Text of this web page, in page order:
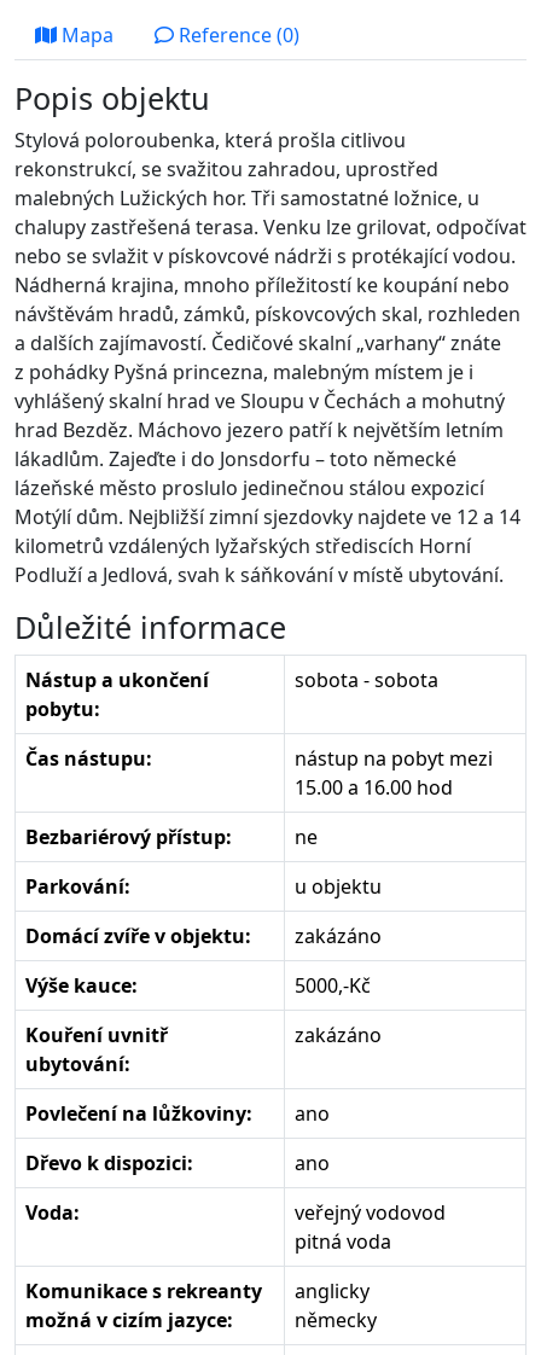
Mapa Reference (0)
Popis objektu
Stylová poloroubenka, která prošla citlivou
rekonstrukcí, se svažitou zahradou, uprostřed
malebných Lužických hor. Tři samostatné ložnice, u
chalupy zastřešená terasa. Venku lze grilovat, odpočívat
nebo se svlažit v pískovcové nádrži s protékající vodou.
Nádherná krajina, mnoho příležitostí ke koupání nebo
návštěvám hradů, zámků, pískovcových skal, rozhleden
a dalších zajímavostí. Čedičové skalní „varhany“ znáte
z pohádky Pyšná princezna, malebným místem je i
vyhlášený skalní hrad ve Sloupu v Čechách a mohutný
hrad Bezděz. Máchovo jezero patří k největším letním
lákadlům. Zajeďte i do Jonsdorfu – toto německé
lázeňské město proslulo jedinečnou stálou expozicí
Motýlí dům. Nejbližší zimní sjezdovky najdete ve 12 a 14
kilometrů vzdálených lyžařských střediscích Horní
Podluží a Jedlová, svah k sáňkování v místě ubytování.
Důležité informace
Nástup a ukončení
pobytu:
sobota - sobota
Čas nástupu:
nástup na pobyt mezi
15.00 a 16.00 hod
Bezbariérový přístup:
ne
Parkování:
u objektu
Domácí zvíře v objektu:
zakázáno
Výše kauce:
5000,-Kč
Kouření uvnitř
ubytování:
zakázáno
Povlečení na lůžkoviny:
ano
Dřevo k dispozici:
ano
Voda:
veřejný vodovod
pitná voda
Komunikace s rekreanty
možná v cizím jazyce:
anglicky
německy